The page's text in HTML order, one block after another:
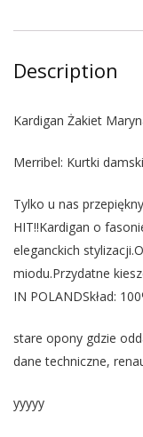
Description
Kardigan Żakiet
Merribel: Kurtki
Tylko u nas
HIT!!Kardigan o
eleganckich
miodu.Przydatne
IN POLANDSkład:
stare opony gdzie
dane techniczne,
yyyyy